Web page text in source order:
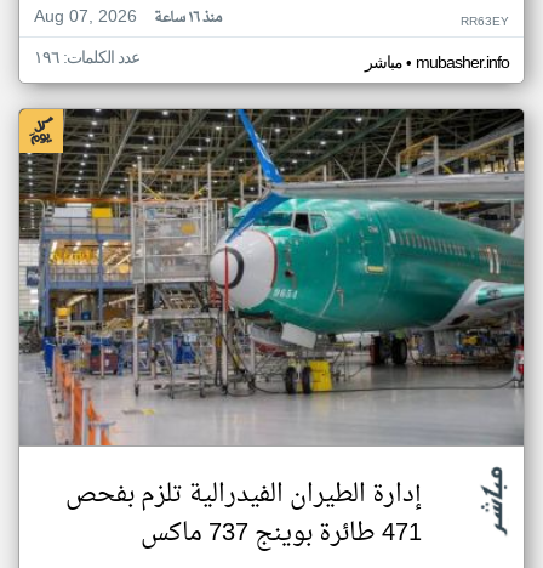
Aug 07, 2026
منذ ١٦ ساعة RR63EY
مباشر• mubasher.info عدد الكلمات: ١٩٦
إدارة الطيران الفيدرالية تلزم بفحص
471 طائرة بوينج 737 ماكس